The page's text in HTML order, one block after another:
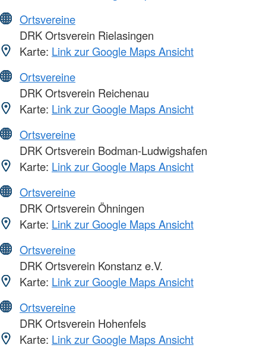
Ortsvereine
DRK Ortsverein Rielasingen
Karte: Link zur Google Maps Ansicht
Ortsvereine
DRK Ortsverein Reichenau
Karte: Link zur Google Maps Ansicht
Ortsvereine
DRK Ortsverein Bodman-Ludwigshafen
Karte: Link zur Google Maps Ansicht
Ortsvereine
DRK Ortsverein Öhningen
Karte: Link zur Google Maps Ansicht
Ortsvereine
DRK Ortsverein Konstanz e.V.
Karte: Link zur Google Maps Ansicht
Ortsvereine
DRK Ortsverein Hohenfels
Karte: Link zur Google Maps Ansicht